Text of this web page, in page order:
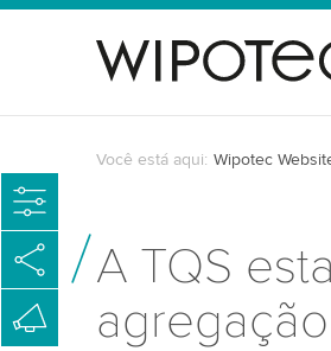
Você está aqui: Wipotec
A TQS